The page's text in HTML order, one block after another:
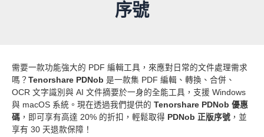
序號
需要一款功能強大的 PDF 編輯工具，來應對日常的文件處理需求
嗎？ Tenorshare PDNob 是一款集 PDF 編輯、轉換、合併、
OCR 文字識別與 AI 文件摘要於一身的全能工具，支援 Windows
與 macOS 系統。現在透過我們提供的 Tenorshare PDNob 優惠
碼 ，即可享有高達 20% 的折扣，輕鬆取得 PDNob 正版序號 ，並
享有 30 天退款保障！